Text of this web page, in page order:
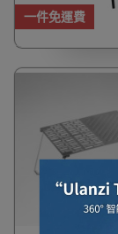
一件免運費